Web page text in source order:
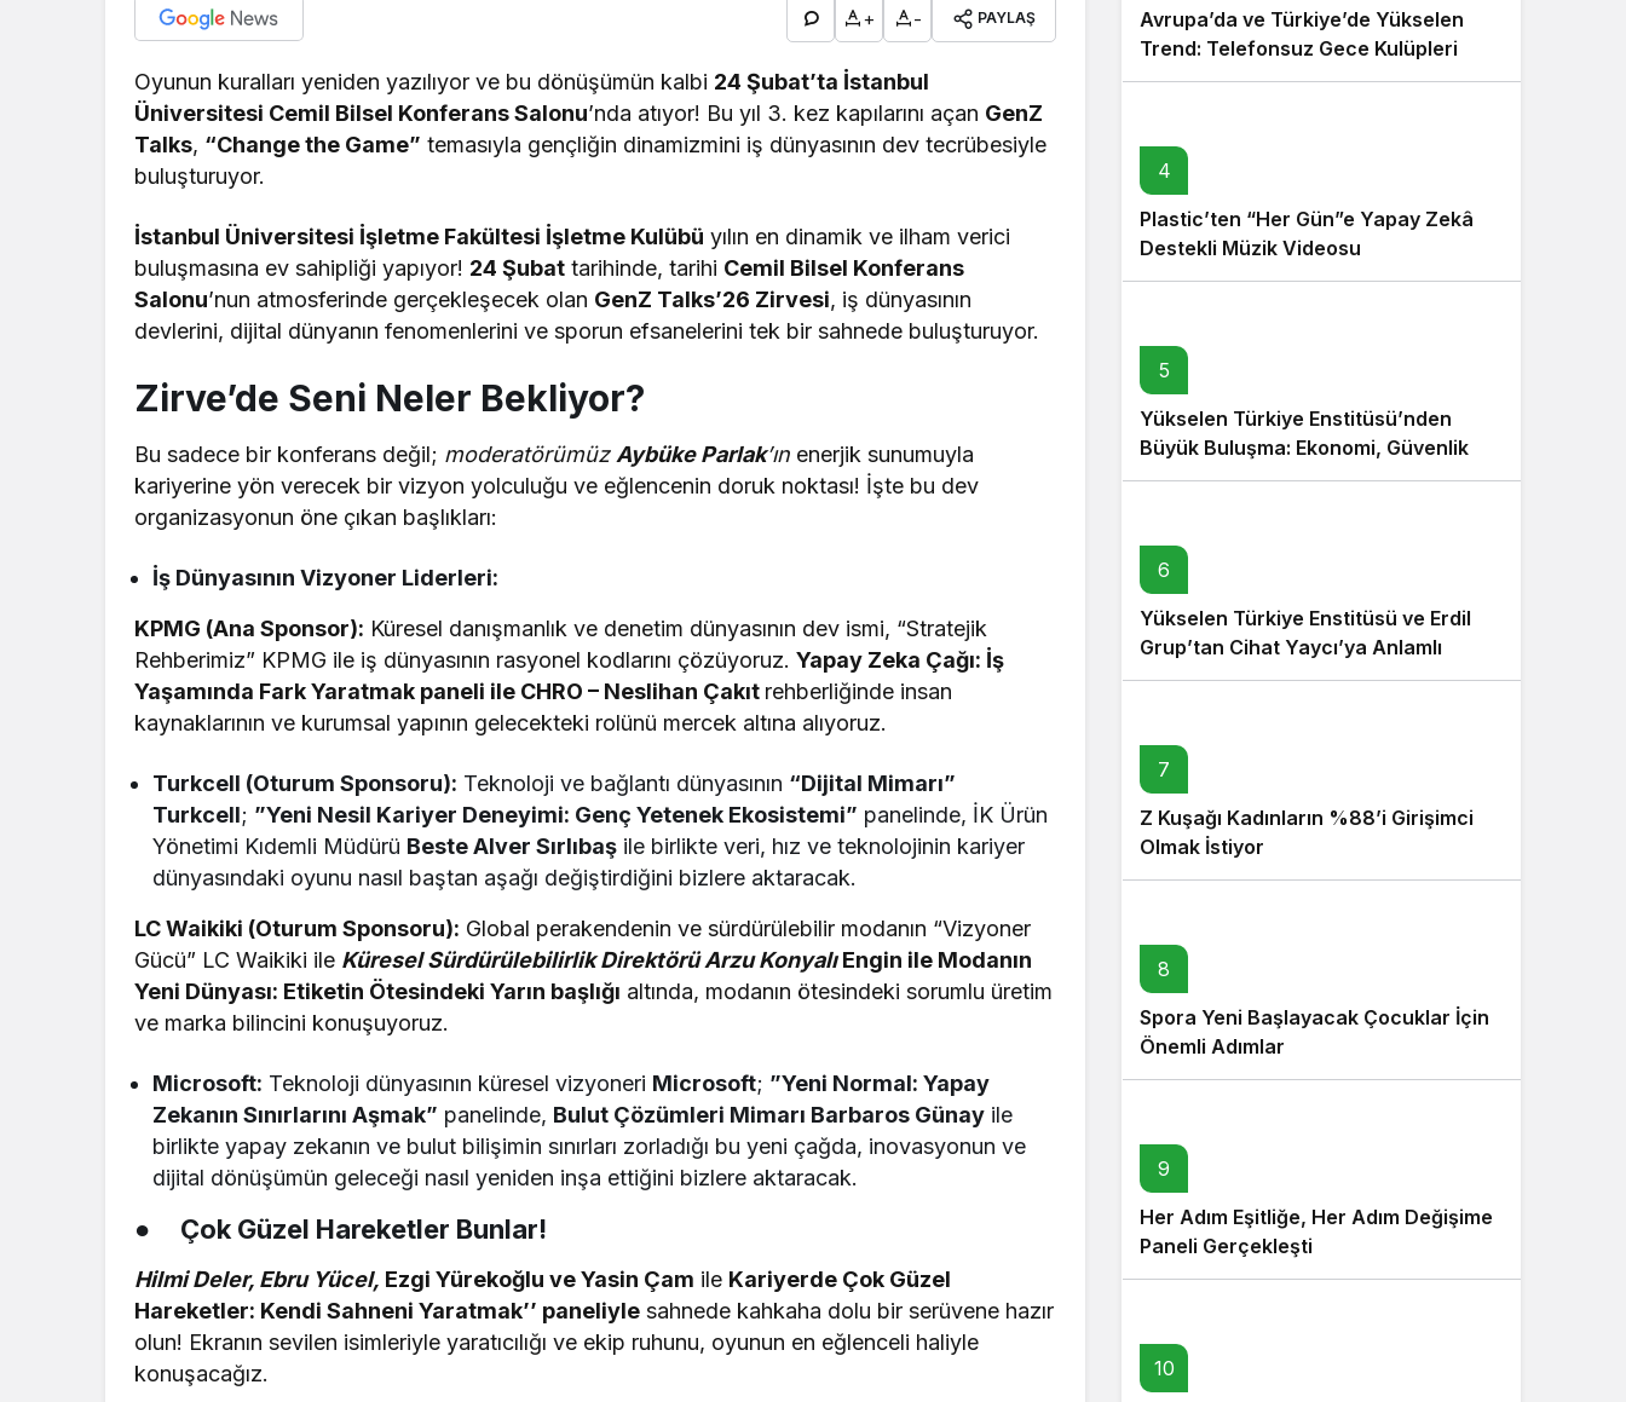
+ - PAYLAŞ
Oyunun kuralları yeniden yazılıyor ve bu dönüşümün kalbi 24 Şubat’ta İstanbul
Üniversitesi Cemil Bilsel Konferans Salonu’nda atıyor! Bu yıl 3. kez kapılarını açan GenZ
Talks, “Change the Game” temasıyla gençliğin dinamizmini iş dünyasının dev tecrübesiyle
buluşturuyor.
İstanbul Üniversitesi İşletme Fakültesi İşletme Kulübü yılın en dinamik ve ilham verici
buluşmasına ev sahipliği yapıyor! 24 Şubat tarihinde, tarihi Cemil Bilsel Konferans
Salonu’nun atmosferinde gerçekleşecek olan GenZ Talks’26 Zirvesi, iş dünyasının
devlerini, dijital dünyanın fenomenlerini ve sporun efsanelerini tek bir sahnede buluşturuyor.
Zirve’de Seni Neler Bekliyor?
Bu sadece bir konferans değil; moderatörümüz Aybüke Parlak’ın enerjik sunumuyla
kariyerine yön verecek bir vizyon yolculuğu ve eğlencenin doruk noktası! İşte bu dev
organizasyonun öne çıkan başlıkları:
İş Dünyasının Vizyoner Liderleri:
KPMG (Ana Sponsor): Küresel danışmanlık ve denetim dünyasının dev ismi, “Stratejik
Rehberimiz” KPMG ile iş dünyasının rasyonel kodlarını çözüyoruz.Yapay Zeka Çağı: İş
Yaşamında Fark Yaratmak paneli ile CHRO – Neslihan Çakıt rehberliğinde insan
kaynaklarının ve kurumsal yapının gelecekteki rolünü mercek altına alıyoruz.
Turkcell (Oturum Sponsoru): Teknoloji ve bağlantı dünyasının “Dijital Mimarı”
Turkcell; ”Yeni Nesil Kariyer Deneyimi: Genç Yetenek Ekosistemi” panelinde, İK Ürün
Yönetimi Kıdemli Müdürü Beste Alver Sırlıbaş ile birlikte veri, hız ve teknolojinin kariyer
dünyasındaki oyunu nasıl baştan aşağı değiştirdiğini bizlere aktaracak.
LC Waikiki (Oturum Sponsoru): Global perakendenin ve sürdürülebilir modanın “Vizyoner
Gücü” LC Waikiki ile Küresel Sürdürülebilirlik Direktörü Arzu KonyalıEngin ile Modanın
Yeni Dünyası: Etiketin Ötesindeki Yarın başlığı altında, modanın ötesindeki sorumlu üretim
ve marka bilincini konuşuyoruz.
Microsoft: Teknoloji dünyasının küresel vizyoneri Microsoft; ”Yeni Normal: Yapay
Zekanın Sınırlarını Aşmak” panelinde, Bulut Çözümleri Mimarı Barbaros Günay ile
birlikte yapay zekanın ve bulut bilişimin sınırları zorladığı bu yeni çağda, inovasyonun ve
dijital dönüşümün geleceği nasıl yeniden inşa ettiğini bizlere aktaracak.
● Çok Güzel Hareketler Bunlar!
Hilmi Deler, Ebru Yücel, Ezgi Yürekoğlu ve Yasin Çam ile Kariyerde Çok Güzel
Hareketler: Kendi Sahneni Yaratmak’’ paneliyle sahnede kahkaha dolu bir serüvene hazır
olun! Ekranın sevilen isimleriyle yaratıcılığı ve ekip ruhunu, oyunun en eğlenceli haliyle
konuşacağız.
Avrupa’da ve Türkiye’de Yükselen
Trend: Telefonsuz Gece Kulüpleri
4
Plastic’ten “Her Gün”e Yapay Zekâ
Destekli Müzik Videosu
5
Yükselen Türkiye Enstitüsü’nden
Büyük Buluşma: Ekonomi, Güvenlik
Politikaları ve Hukuk Konferansı
6
Yükselen Türkiye Enstitüsü ve Erdil
Grup’tan Cihat Yaycı’ya Anlamlı
Ziyaret
7
Z Kuşağı Kadınların %88’i Girişimci
Olmak İstiyor
8
Spora Yeni Başlayacak Çocuklar İçin
Önemli Adımlar
9
Her Adım Eşitliğe, Her Adım Değişime
Paneli Gerçekleşti
10